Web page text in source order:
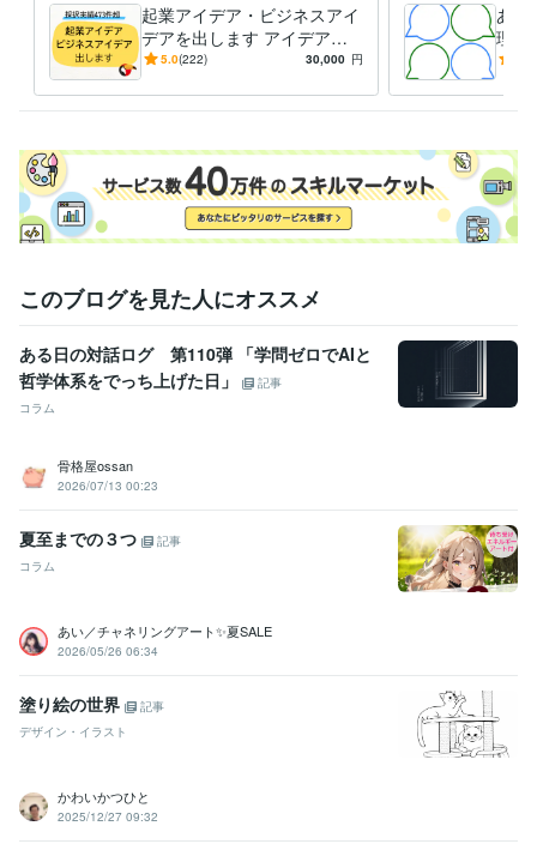
得意分野
ビジネス代行・事務代行 ビジネスアイデア出し
ビジネス 企画
起業アイデア・ビジネスアイ
デアを出します アイデアに
困った方向け。ビジネスアイ
5.0(222) 30,000 円
あな
理す
カッ
このブログを見た人にオススメ
ある日の対話ログ 第110弾 「学問ゼロでAIと
哲学体系をでっち上げた日」
記事
コラム
骨格屋ossan
2026/07/13 00:23
夏至までの３つ
記事
コラム
あい／チャネリングアート✨夏SALE
2026/05/26 06:34
塗り絵の世界
記事
デザイン・イラスト
かわいかつひと
2025/12/27 09:32